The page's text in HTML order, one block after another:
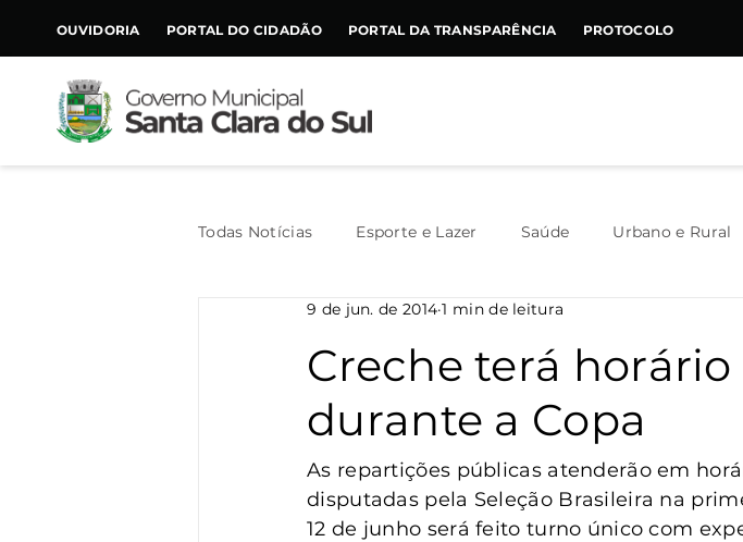
CONTEÚDO
OUVIDORIA PORTAL DO CIDADÃO PORTAL DA TRANSPARÊNCIA PROTOCOLO
Todas Notícias Esporte e Lazer Saúde Urbano e Rural
Assistência Social Geral Meio Ambiente
Agricultura Habitação
Vigilância Turismo Santa Clara do Sul Conselho
Creche terá
durante a Copa
9 de jun. de 2014 1 min de leitura
As repartições públicas atenderão em
disputadas pela Seleção Brasileira na
12 de junho será feito turno único com